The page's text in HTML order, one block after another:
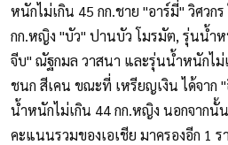
หนักไม่เกิน 45 กก.ชาย "อาร์มี่" วิศวก
กก.หญิง "บัว" ปานบัว โมรมัต, รุ่นน้ำ
จีบ" ณัฐกมล วาสนา และรุ่นน้ำหนักไม่
ชนก สีเคน ขณะที่ เหรียญเงิน ได้จาก
น้ำหนักไม่เกิน 44 กก.หญิง นอกจากนั้
คะแนนรวมของเอเชีย มาครองอีก 1